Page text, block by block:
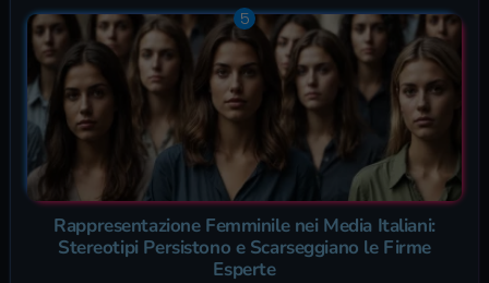
Rappresentazione Femminile nei Media Italiani:
Stereotipi Persistono e Scarseggiano le Firme
Esperte